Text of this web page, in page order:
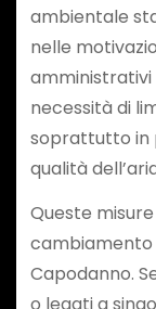
ambientale
nelle
necessità di
soprattutto in
qualità
Queste
cambiamento
Capodanno.
o legati a